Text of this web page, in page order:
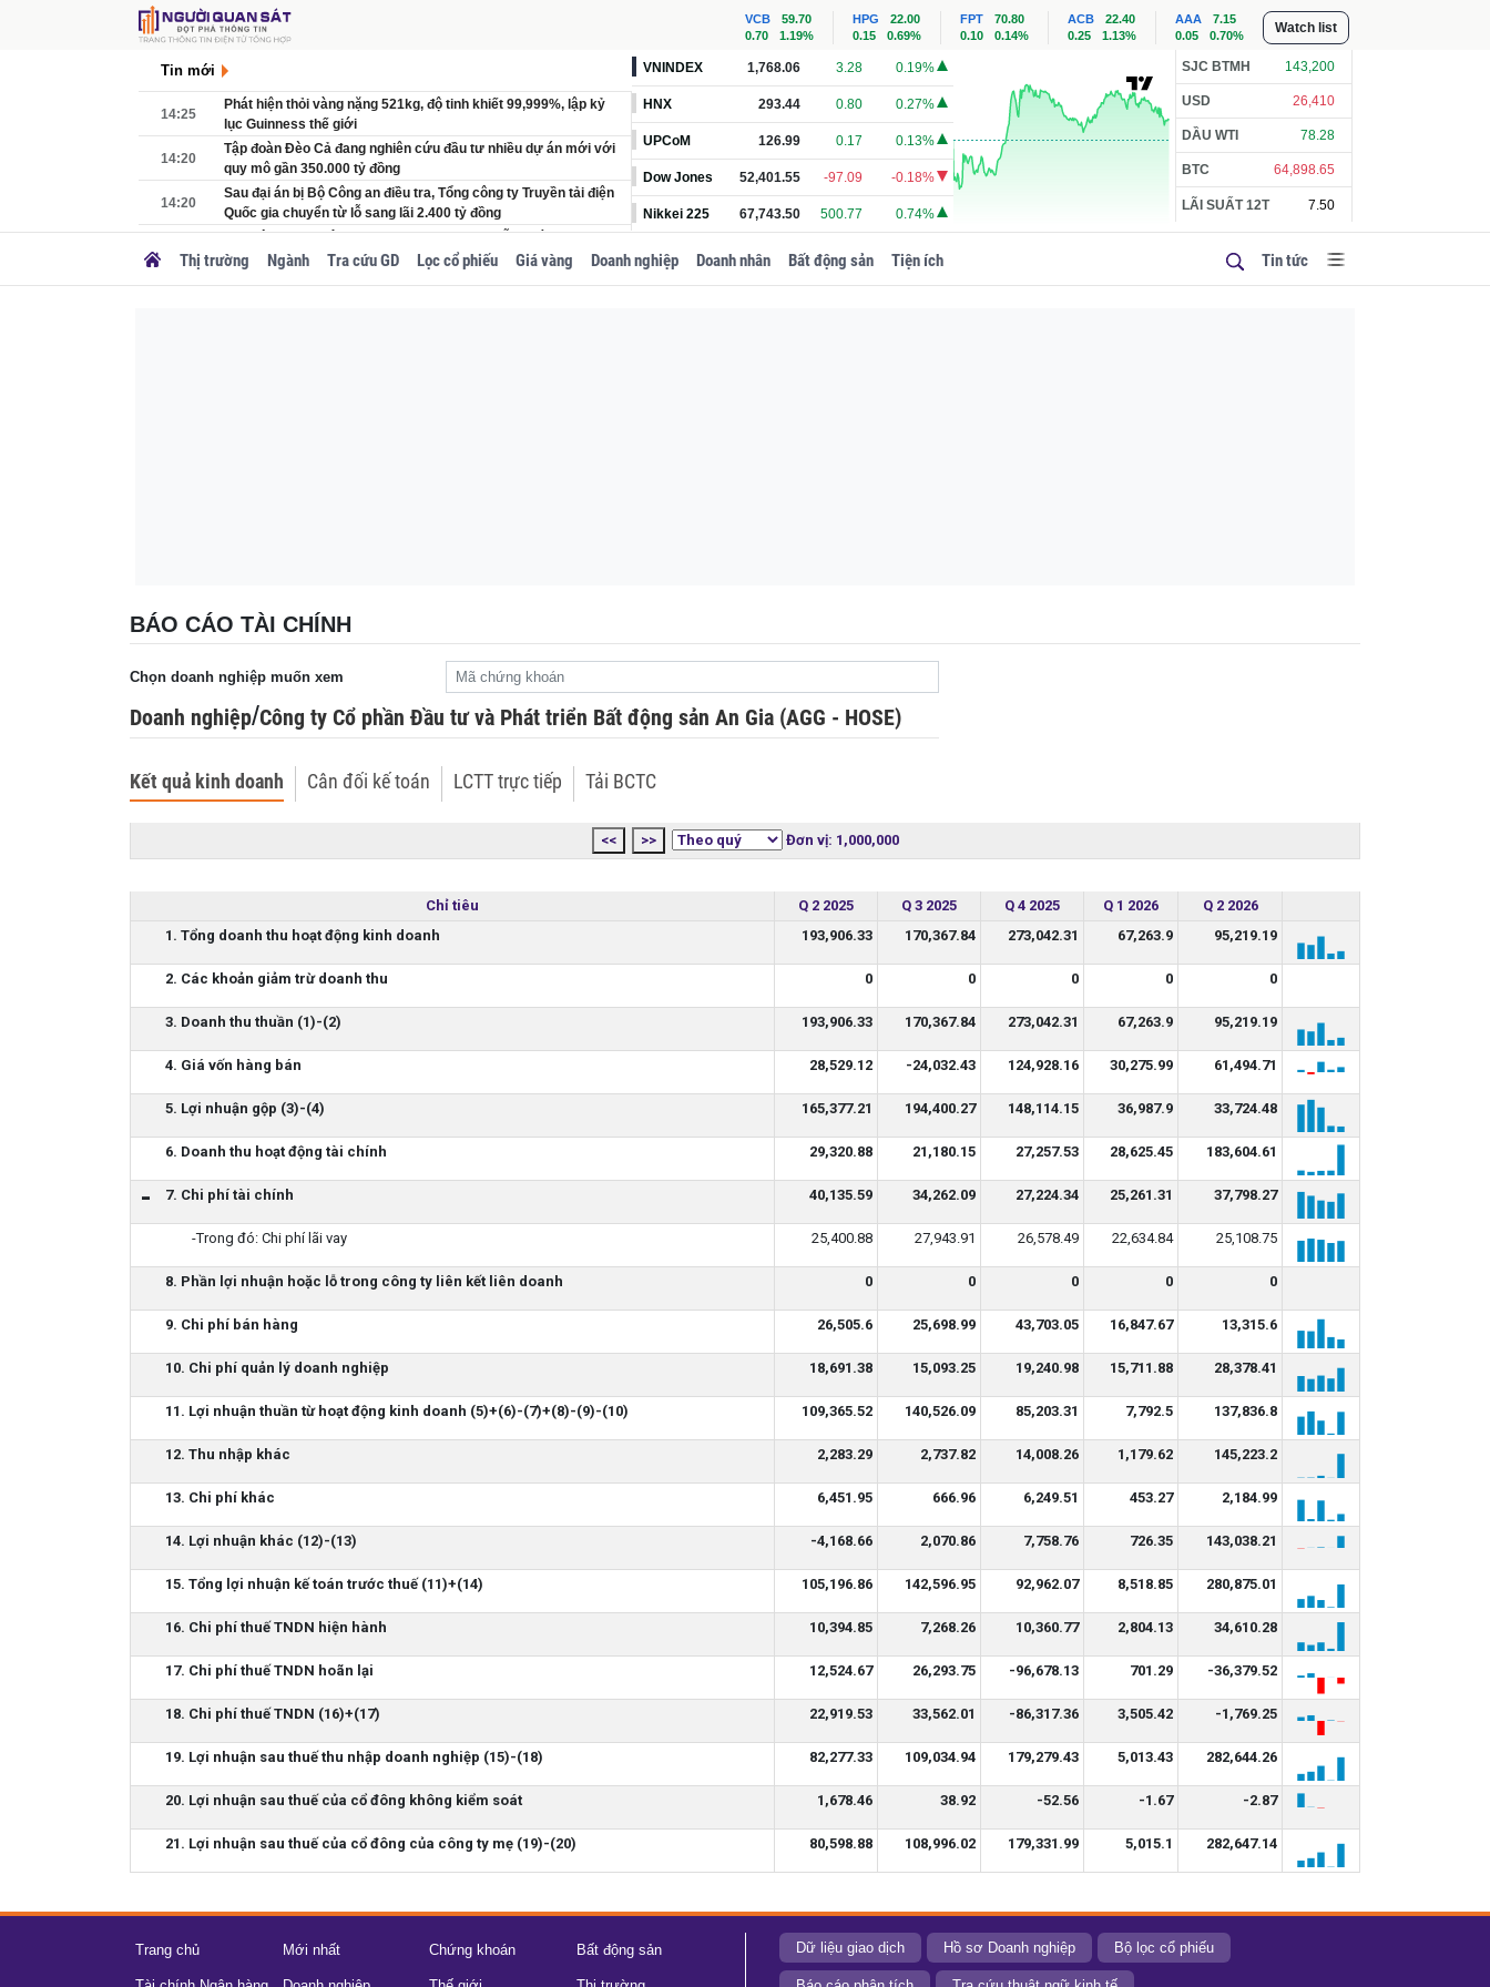
VCB
59.70
0.70
1.19%
HPG
22.00
0.15
0.69%
FPT
70.80
0.10
0.14%
ACB
22.40
0.25
1.13%
AAA
7.15
0.05
0.70% Watch list
Tin mới
Phát hiện thỏi vàng nặng 521kg, độ tinh khiết 99,999%, lập kỷ
lục Guinness thế giới
14:25
Tập đoàn Đèo Cả đang nghiên cứu đầu tư nhiều dự án mới với
quy mô gần 350.000 tỷ đồng
14:20
Sau đại án bị Bộ Công an điều tra, Tổng công ty Truyền tải điện
Quốc gia chuyển từ lỗ sang lãi 2.400 tỷ đồng
14:20
Tỉnh rộng nhất Việt Nam muốn Trung ương hỗ trợ làm tuyến cao
tốc 26.000 tỷ nối Tây Nguyên với biển
Subaru Outback 2026 ra mắt Đông Nam Á: Thiết kế hút mắt với
VNINDEX 1,768.06 3.28 0.19%
HNX 293.44 0.80 0.27%
UPCoM 126.99 0.17 0.13%
Dow Jones 52,401.55 -97.09 -0.18%
Nikkei 225 67,743.50 500.77 0.74%
SJC BTMH 143,200
USD 26,410
DẦU WTI 78.28
BTC 64,898.65
LÃI SUẤT 12T 7.50
Thị trường Ngành Tra cứu GD Lọc cổ phiếu Giá vàng Doanh nghiệp Doanh nhân Bất động sản Tiện ích Tin tức
BÁO CÁO TÀI CHÍNH
Chọn doanh nghiệp muốn xem
Doanh nghiệp/Công ty Cổ phần Đầu tư và Phát triển Bất động sản An Gia (AGG - HOSE)
Kết quả kinh doanh Cân đối kế toán LCTT trực tiếp Tải BCTC
<< >> Đơn vị: 1,000,000
Chỉ tiêu Q 2 2025 Q 3 2025 Q 4 2025 Q 1 2026
Q 2 2026
1. Tổng doanh thu hoạt động kinh doanh
193,906.33 170,367.84 273,042.31 67,263.9 95,219.19
2. Các khoản giảm trừ doanh thu 0 0 0 0 0
3. Doanh thu thuần (1)-(2) 193,906.33 170,367.84 273,042.31 67,263.9 95,219.19
4. Giá vốn hàng bán 28,529.12 -24,032.43 124,928.16 30,275.99 61,494.71
5. Lợi nhuận gộp (3)-(4) 165,377.21 194,400.27 148,114.15 36,987.9 33,724.48
6. Doanh thu hoạt động tài chính 29,320.88 21,180.15 27,257.53 28,625.45 183,604.61
7. Chi phí tài chính 40,135.59 34,262.09 27,224.34 25,261.31 37,798.27
-Trong đó: Chi phí lãi vay 25,400.88 27,943.91 26,578.49 22,634.84 25,108.75
8. Phần lợi nhuận hoặc lỗ trong công ty liên kết liên doanh 0 0 0 0 0
9. Chi phí bán hàng 26,505.6 25,698.99 43,703.05 16,847.67 13,315.6
10. Chi phí quản lý doanh nghiệp 18,691.38 15,093.25 19,240.98 15,711.88 28,378.41
11. Lợi nhuận thuần từ hoạt động kinh doanh (5)+(6)-(7)+(8)-(9)-(10) 109,365.52 140,526.09 85,203.31 7,792.5 137,836.8
12. Thu nhập khác 2,283.29 2,737.82 14,008.26 1,179.62 145,223.2
13. Chi phí khác 6,451.95 666.96 6,249.51 453.27 2,184.99
14. Lợi nhuận khác (12)-(13) -4,168.66 2,070.86 7,758.76 726.35 143,038.21
15. Tổng lợi nhuận kế toán trước thuế (11)+(14) 105,196.86 142,596.95 92,962.07 8,518.85 280,875.01
16. Chi phí thuế TNDN hiện hành 10,394.85 7,268.26 10,360.77 2,804.13 34,610.28
17. Chi phí thuế TNDN hoãn lại 12,524.67 26,293.75 -96,678.13 701.29 -36,379.52
18. Chi phí thuế TNDN (16)+(17) 22,919.53 33,562.01 -86,317.36 3,505.42 -1,769.25
19. Lợi nhuận sau thuế thu nhập doanh nghiệp (15)-(18) 82,277.33 109,034.94 179,279.43 5,013.43 282,644.26
20. Lợi nhuận sau thuế của cổ đông không kiểm soát 1,678.46 38.92 -52.56 -1.67 -2.87
21. Lợi nhuận sau thuế của cổ đông của công ty mẹ (19)-(20) 80,598.88 108,996.02 179,331.99 5,015.1 282,647.14
Dữ liệu giao dịch Hồ sơ Doanh nghiệp Bộ lọc cổ phiếu
Trang chủ Mới nhất Chứng khoán Bất động sản